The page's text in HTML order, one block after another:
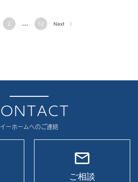
2 … 12 Next 〉
CONTACT
イーホームへのご連絡
mail_outline
ご相談